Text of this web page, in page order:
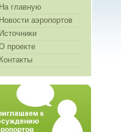
На главную
Новости аэропортов
Источники
проекте
Контакты